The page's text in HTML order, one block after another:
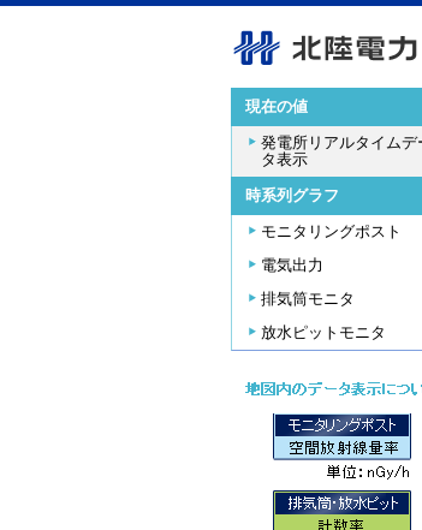
現在の値
発電所リアルタイムデ
タ表示
時系列グラフ
モニタリングポスト
電気出力
排気筒モニタ
放水ピットモニタ